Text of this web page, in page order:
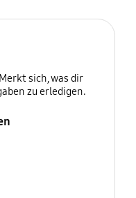
sich, was dir
zu erledigen.